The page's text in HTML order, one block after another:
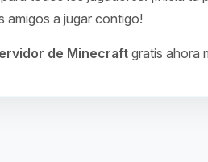
amigos a jugar contigo!
de Minecraft gratis ahora